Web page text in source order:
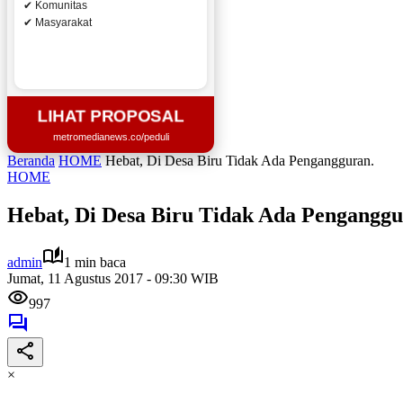
✔ Komunitas
✔ Masyarakat
LIHAT PROPOSAL
metromedianews.co/peduli
Beranda HOME Hebat, Di Desa Biru Tidak Ada Pengangguran.
HOME
Hebat, Di Desa Biru Tidak Ada
admin
1 min baca
Jumat, 11 Agustus 2017 - 09:30 WIB
997
×